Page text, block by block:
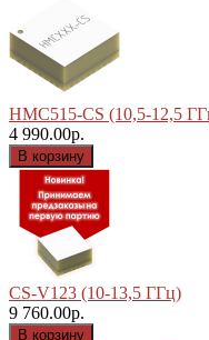
HMC515-CS (10,5-12,5
4 990.00р.
CS-V123 (10-13,5 ГГц)
9 760.00р.